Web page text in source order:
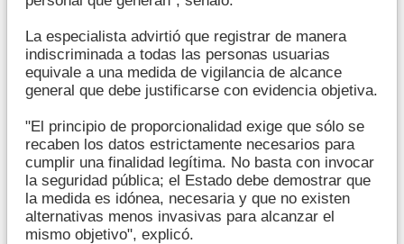
La especialista advirtió que registrar de manera
indiscriminada a todas las personas usuarias
equivale a una medida de vigilancia de alcance
general que debe justificarse con evidencia objetiva.
"El principio de proporcionalidad exige que sólo se
recaben los datos estrictamente necesarios para
cumplir una finalidad legítima. No basta con invocar
la seguridad pública; el Estado debe demostrar que
la medida es idónea, necesaria y que no existen
alternativas menos invasivas para alcanzar el
mismo objetivo", explicó.